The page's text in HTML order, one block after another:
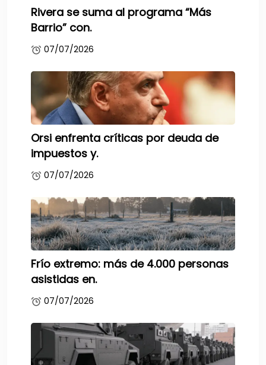
Rivera se suma al programa “Más
Barrio” con.
07/07/2026
Orsi enfrenta críticas por deuda de
impuestos y.
07/07/2026
Frío extremo: más de 4.000 personas
asistidas en.
07/07/2026